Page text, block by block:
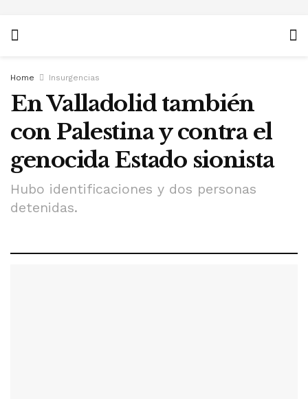
Home Insurgencias
En Valladolid también
con Palestina y contra el
genocida Estado sionista
Hubo identificaciones y dos personas
detenidas.